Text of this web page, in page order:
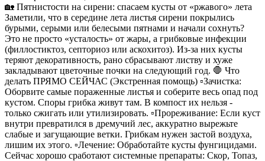
🏡 Пятнистости на сирени: спасаем кусты от «ржавого» лета
Заметили, что в середине лета листья сирени покрылись
бурыми, серыми или белесыми пятнами и начали сохнуть?
Это не просто «усталость» от жары, а грибковые инфекции
(филлостиктоз, септориоз или аскохитоз). Из-за них кусты
теряют декоративность, рано сбрасывают листву и хуже
закладывают цветочные почки на следующий год. 🛑 Что
делать ПРЯМО СЕЙЧАС (Экстренная помощь) ▫️Зачистка:
Оборвите самые пораженные листья и соберите весь опад под
кустом. Споры грибка живут там. В компост их нельзя -
только сжигать или утилизировать. ▫️Прореживание: Если куст
внутри превратился в дремучий лес, аккуратно вырежьте
слабые и загущающие ветки. Грибкам нужен застой воздуха,
лишим их этого. ▫️Лечение: Обработайте кусты фунгицидами.
Сейчас хорошо сработают системные препараты: Скор, Топаз,